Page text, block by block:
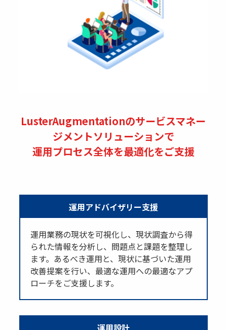
LusterAugmentationのサービスマネー
ジメントソリューションで
運用プロセス全体を最適化をご支援
運用アドバイザリー支援
運用業務の現状を可視化し、現状調査から得
られた情報を分析し、問題点と課題を整理し
ます。あるべき運用と、現状に基づいた運用
改善提案を行い、最適な運用への最適なアプ
ローチをご支援します。
運用設計